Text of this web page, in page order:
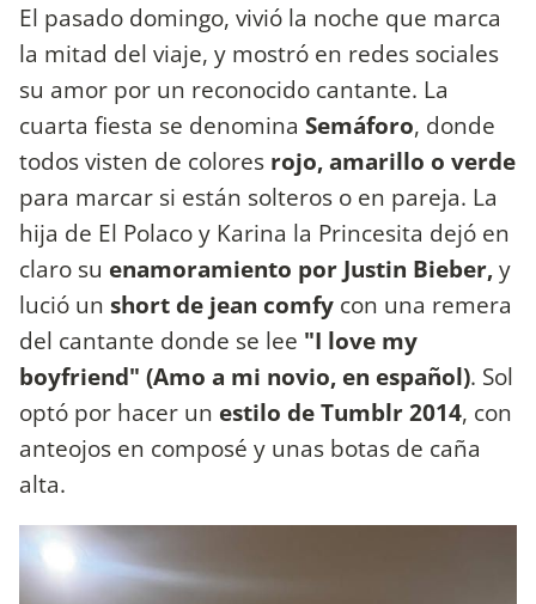
El pasado domingo, vivió la noche que marca
la mitad del viaje, y mostró en redes sociales
su amor por un reconocido cantante. La
cuarta fiesta se denomina Semáforo, donde
todos visten de colores rojo, amarillo o verde
para marcar si están solteros o en pareja. La
hija de El Polaco y Karina la Princesita dejó en
claro su enamoramiento por Justin Bieber,y
lució un short de jean comfy con una remera
del cantante donde se lee "I love my
boyfriend" (Amo a mi novio, en español). Sol
optó por hacer un estilo de Tumblr 2014, con
anteojos en composé y unas botas de caña
alta.